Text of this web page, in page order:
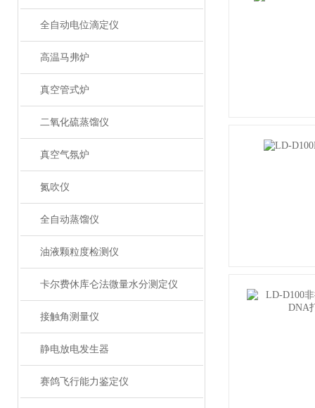
全自动电位滴定仪
高温马弗炉
真空管式炉
二氧化硫蒸馏仪
真空气氛炉
氮吹仪
全自动蒸馏仪
油液颗粒度检测仪
卡尔费休库仑法微量水分测定仪
接触角测量仪
静电放电发生器
赛鸽飞行能力鉴定仪